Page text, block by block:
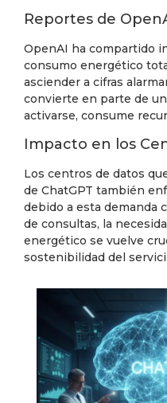
Reportes de
OpenAI ha compartido
consumo energético
asciender a cifras
convierte en parte de
activarse, consume
Impacto en los
Los centros de datos
de ChatGPT también
debido a esta demanda
de consultas, la
energético se vuelve
sostenibilidad del